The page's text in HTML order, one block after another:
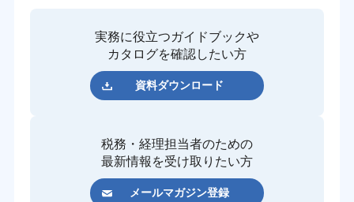
実務に役立つガイドブックや
カタログを確認したい方
資料ダウンロード
税務・経理担当者のための
最新情報を受け取りたい方
メールマガジン登録